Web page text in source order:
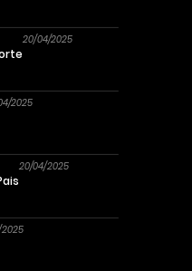
20/04/2025
2025
20/04/2025